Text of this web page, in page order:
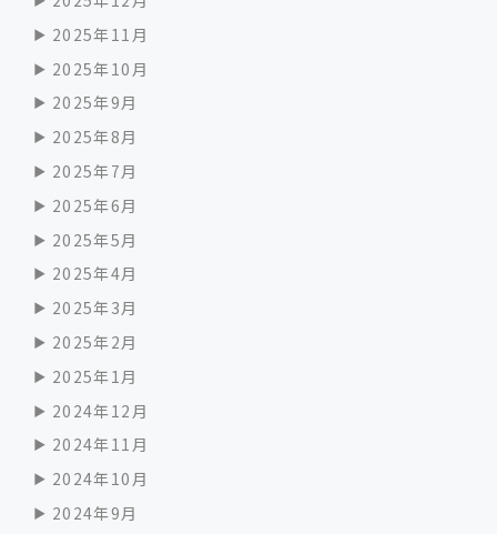
2025年11月
2025年10月
2025年9月
2025年8月
2025年7月
2025年6月
2025年5月
2025年4月
2025年3月
2025年2月
2025年1月
2024年12月
2024年11月
2024年10月
2024年9月